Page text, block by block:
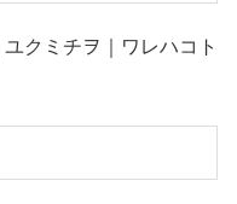
クミチヲ｜ワレハコト